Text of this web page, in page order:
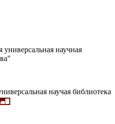
научная
научая библиотека